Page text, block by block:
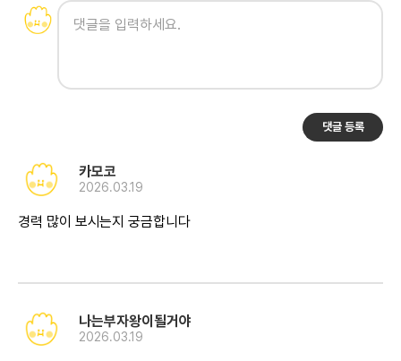
댓글 등록
카모코
2026.03.19
경력 많이 보시는지 궁금합니다
나는부자왕이될거야
2026.03.19